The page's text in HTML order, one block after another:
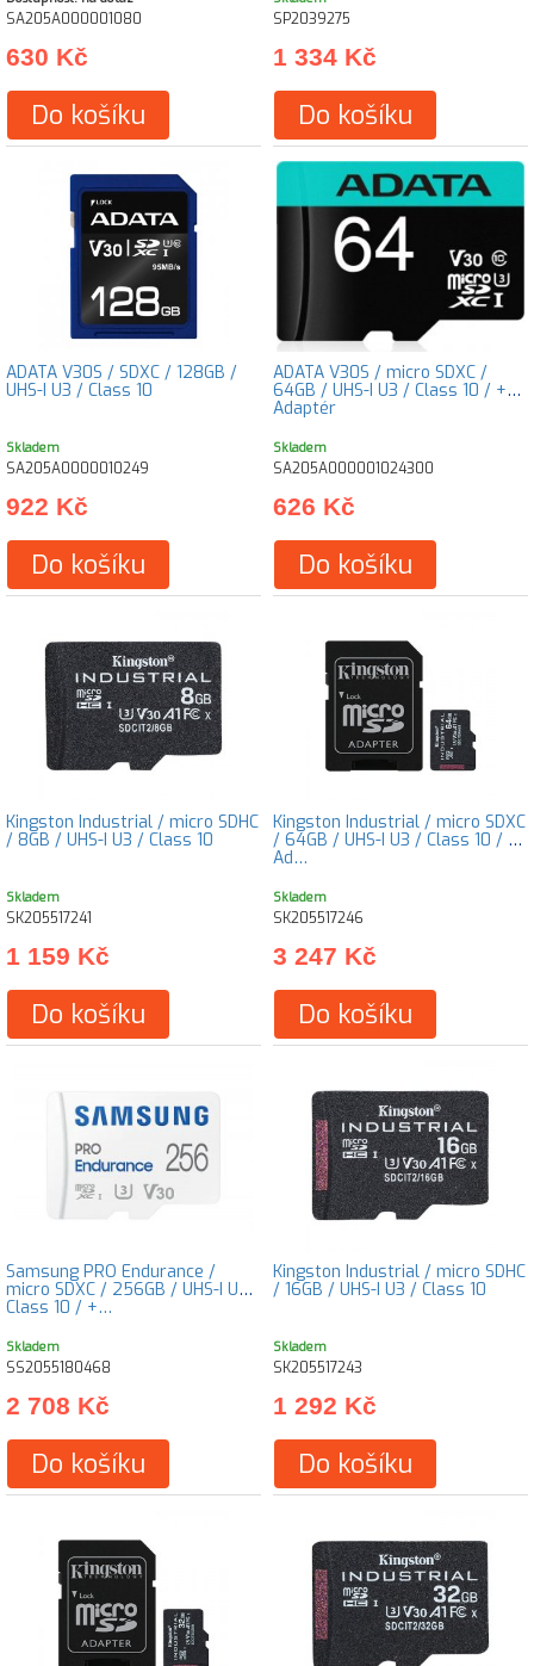
SA205A000001080
630 Kč
Do košíku
SP2039275
1 334 Kč
Do košíku
ADATA V30S / SDXC / 128GB /
UHS-I U3 / Class 10
Skladem
SA205A0000010249
922 Kč
Do košíku
ADATA V30S / micro SDXC /
64GB / UHS-I U3 / Class 10 / +
Adaptér
Skladem
SA205A000001024300
626 Kč
Do košíku
Kingston Industrial / micro SDHC
/ 8GB / UHS-I U3 / Class 10
Skladem
SK205517241
1 159 Kč
Do košíku
Kingston Industrial / micro SDXC
/ 64GB / UHS-I U3 / Class 10 / +
Ad…
Skladem
SK205517246
3 247 Kč
Do košíku
Samsung PRO Endurance /
micro SDXC / 256GB / UHS-I U3 /
Class 10 / +…
Skladem
SS2055180468
2 708 Kč
Do košíku
Kingston Industrial / micro SDHC
/ 16GB / UHS-I U3 / Class 10
Skladem
SK205517243
1 292 Kč
Do košíku